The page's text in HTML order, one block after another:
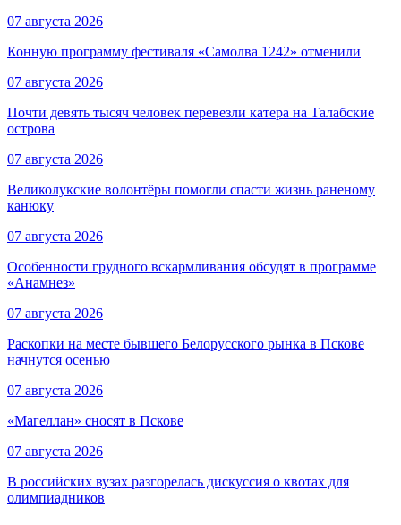
07 августа 2026
Конную программу фестиваля «Самолва 1242» отменили
07 августа 2026
Почти девять тысяч человек перевезли катера на Талабские
острова
07 августа 2026
Великолукские волонтёры помогли спасти жизнь раненому
канюку
07 августа 2026
Особенности грудного вскармливания обсудят в программе
«Анамнез»
07 августа 2026
Раскопки на месте бывшего Белорусского рынка в Пскове
начнутся осенью
07 августа 2026
«Магеллан» сносят в Пскове
07 августа 2026
В российских вузах разгорелась дискуссия о квотах для
олимпиадников